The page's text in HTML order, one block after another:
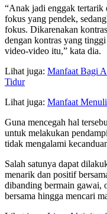
“Anak jadi enggak tertarik
fokus yang pendek,
fokus. Dikarenakan
dengan kontras yang
video-video itu,” kata dia.
Lihat juga: Manfaat Bagi
Tidur
Lihat juga: Manfaat
Guna mencegah hal
untuk melakukan
tidak mengalami
Salah satunya dapat
menarik dan positif
dibanding bermain gawai,
bersama hingga mencari